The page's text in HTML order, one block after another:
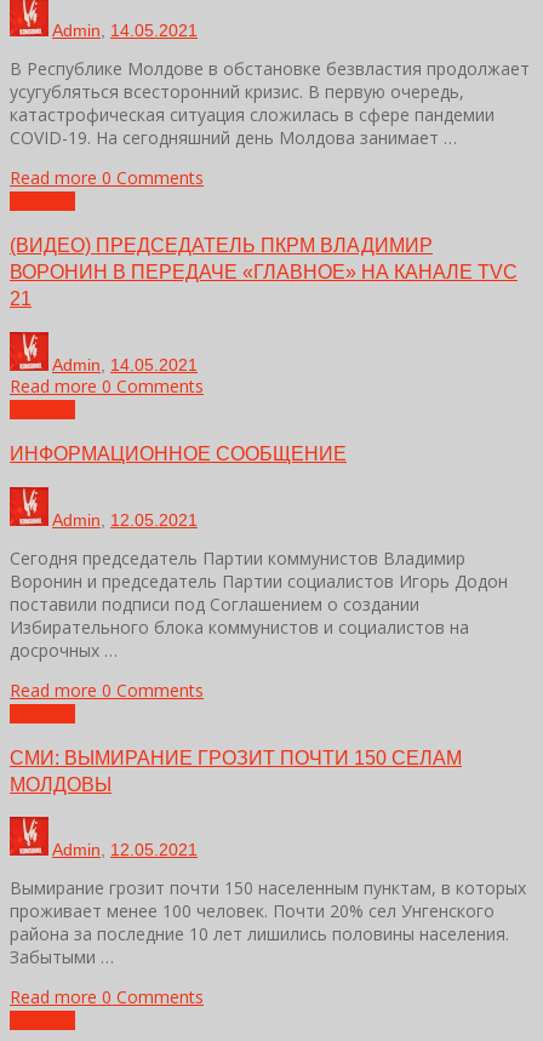
Admin 14.05.2021
В Республике Молдове в обстановке безвластия продолжает
усугубляться всесторонний кризис. В первую очередь,
катастрофическая ситуация сложилась в сфере пандемии
COVID-19. На сегодняшний день Молдова занимает …
Read more 0 Comments
(ВИДЕО) ПРЕДСЕДАТЕЛЬ ПКРМ ВЛАДИМИР
ВОРОНИН В ПЕРЕДАЧЕ «ГЛАВНОЕ» НА КАНАЛЕ TVC
21
Admin 14.05.2021
Read more 0 Comments
ИНФОРМАЦИОННОЕ СООБЩЕНИЕ
Admin 12.05.2021
Сегодня председатель Партии коммунистов Владимир
Воронин и председатель Партии социалистов Игорь Додон
поставили подписи под Соглашением о создании
Избирательного блока коммунистов и социалистов на
досрочных …
Read more 0 Comments
СМИ: ВЫМИРАНИЕ ГРОЗИТ ПОЧТИ 150 СЕЛАМ
МОЛДОВЫ
Admin, 12.05.2021
Вымирание грозит почти 150 населенным пунктам, в которых
проживает менее 100 человек. Почти 20% сел Унгенского
района за последние 10 лет лишились половины населения.
Забытыми …
Read more 0 Comments